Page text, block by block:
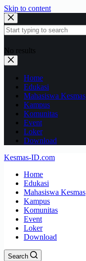
Skip to content
No results
Home
Edukasi
Mahasiswa Kesmas
Kampus
Komunitas
Event
Loker
Download
Kesmas-ID.com
Home
Edukasi
Mahasiswa Kesmas
Kampus
Komunitas
Event
Loker
Download
Search